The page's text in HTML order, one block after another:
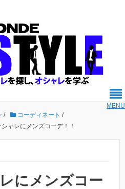
MENU
/ コーディネート /
ャレにメンズコーデ！！
にメンズコー